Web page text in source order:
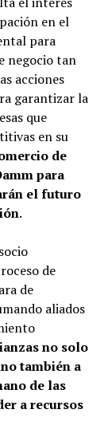
en el
para
negocio tan
acciones
garantizar la
que
en su
de
para
el futuro
.
de
de
aliados
no solo
también a
de las
a recursos